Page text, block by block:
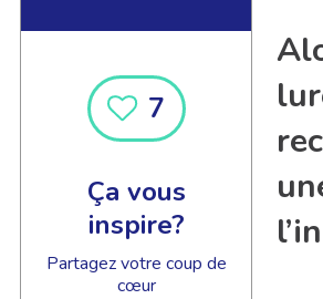
7
Ça vous
inspire?
Partagez votre coup de
cœur